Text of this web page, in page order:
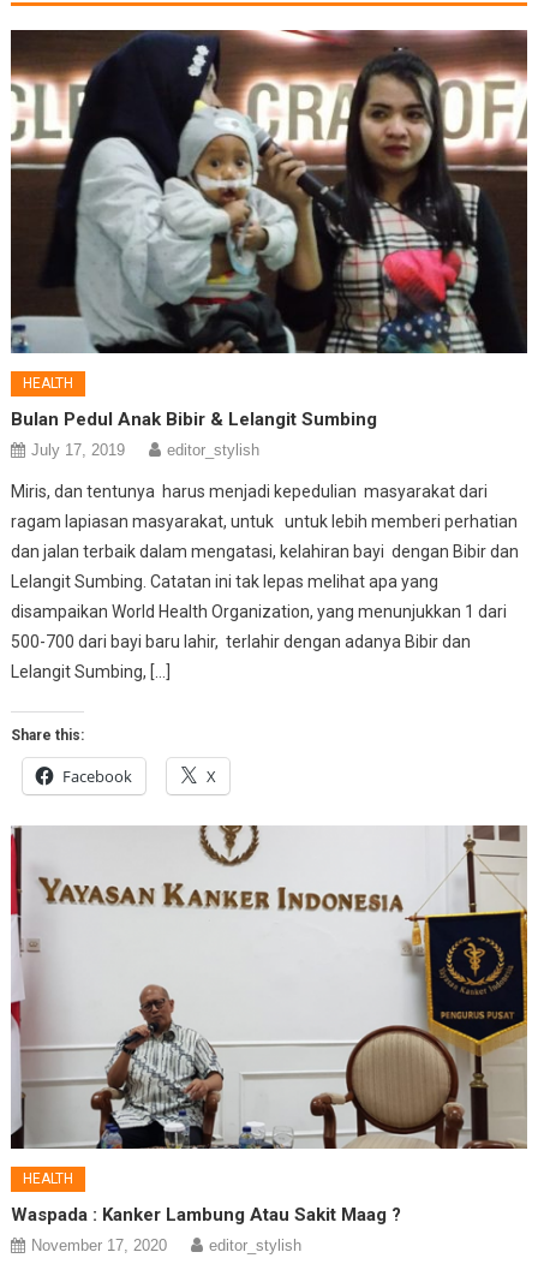
HEALTH
Bulan Pedul Anak Bibir & Lelangit Sumbing
July 17, 2019 editor_stylish
Miris, dan tentunya harus menjadi kepedulian masyarakat dari
ragam lapiasan masyarakat, untuk untuk lebih memberi perhatian
dan jalan terbaik dalam mengatasi, kelahiran bayi dengan Bibir dan
Lelangit Sumbing. Catatan ini tak lepas melihat apa yang
disampaikan World Health Organization, yang menunjukkan 1 dari
500-700 dari bayi baru lahir, terlahir dengan adanya Bibir dan
Lelangit Sumbing, […]
Share this:
Facebook X
HEALTH
Waspada : Kanker Lambung Atau Sakit Maag ?
November 17, 2020 editor_stylish